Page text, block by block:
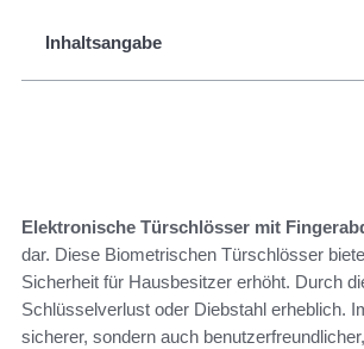
Inhaltsangabe
Elektronische Türschlösser mit
dar. Diese Biometrischen Türschlösser
Sicherheit für Hausbesitzer erhöht. Durch
Schlüsselverlust oder Diebstahl erheblich.
sicherer, sondern auch